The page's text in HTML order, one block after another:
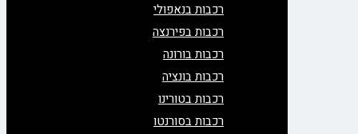
רכבות בנאפולי
רכבות בפירנצה
רכבות בורונה
רכבות בונציה
רכבות בטורינו
רכבות בסורנטו